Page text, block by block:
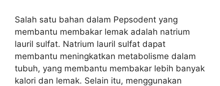
Salah satu bahan dalam Pepsodent yang
membantu membakar lemak adalah natrium
lauril sulfat. Natrium lauril sulfat dapat
membantu meningkatkan metabolisme dalam
tubuh, yang membantu membakar lebih banyak
kalori dan lemak. Selain itu, menggunakan